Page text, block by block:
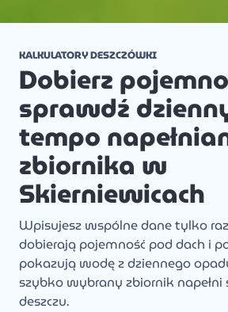
KALKULATORY DESZCZÓWKI
Dobierz
sprawdź
tempo
zbiornika w
Skierniewicach
Wpisujesz wspólne dane tylko
dobierają pojemność pod dach i
pokazują wodę z dziennego
szybko wybrany zbiornik napełni
deszczu.